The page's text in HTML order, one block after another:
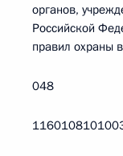
органов,
Российской
правил охраны
048